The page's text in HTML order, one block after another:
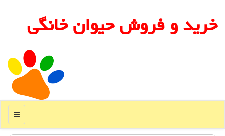
خرید و فروش حیوان خانگی
منو